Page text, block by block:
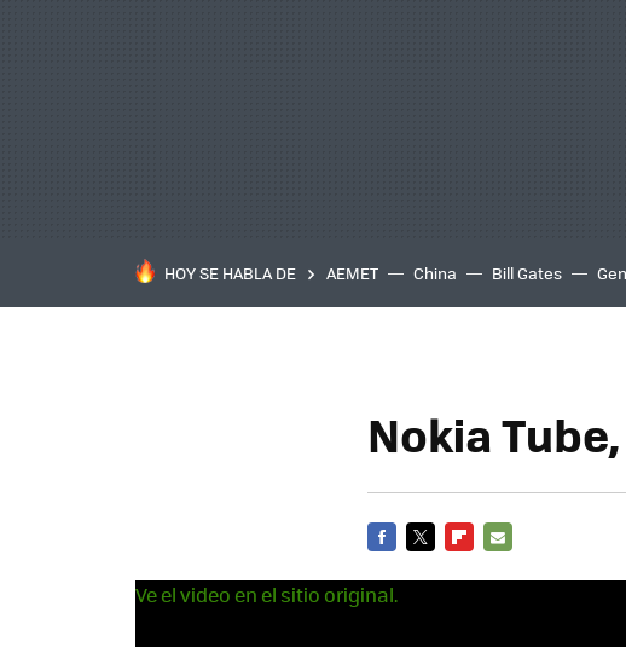
HOY SE HABLA DE AEMET China Bill Gates
Nokia
Ve el video en el sitio original.